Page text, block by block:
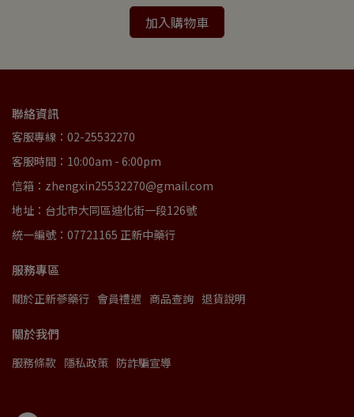
加入購物車
聯絡資訊
客服專線：02-25532270
客服時間：10:00am - 6:00pm
信箱：zhengxin25532270@gmail.com
地址：台北市大同區迪化街一段126號
統一編號：07721165 正新中藥行
服務專區
關於正新蔘藥行 會員禮遇 商品查詢 退貨說明
關於我們
服務條款 隱私政策 防詐騙宣導